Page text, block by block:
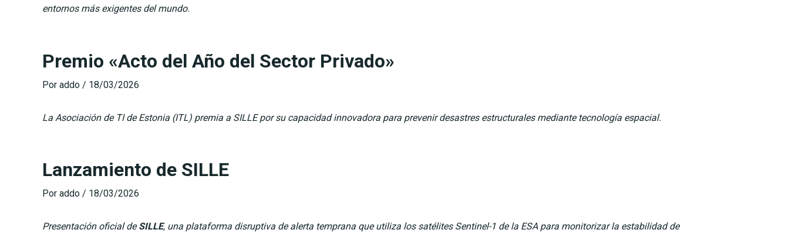
entornos más exigentes del mundo.
Premio «Acto del Año del Sector Privado»
Por addo / 18/03/2026
La Asociación de TI de Estonia (ITL) premia a SILLE por su capacidad innovadora para prevenir desastres estructurales mediante tecnología espacial.
Lanzamiento de SILLE
Por addo / 18/03/2026
Presentación oficial deSILLE, una plataforma disruptiva de alerta temprana que utiliza los satélites Sentinel-1 de la ESA para monitorizar la estabilidad de